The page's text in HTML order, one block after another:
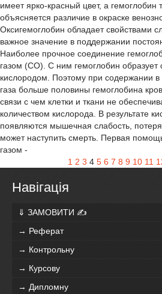
имеет ярко-красный цвет, а
объясняется различие в окраске
Оксигемоглобин обладает свойствами
важное значение в поддержании
Наиболее прочное соединение
газом (СО). С ним гемоглобин образует
кислородом. Поэтому при содержании в
газа больше половины гемоглобина
связи с чем клетки и ткани не
количеством кислорода. В результате
появляются мышечная слабость,
может наступить смерть. Первая
газом -
1 2 3 4 5 6 7 8 9 10 11
Навігація
⇓ ЗАМОВИТИ ✍
→ Реферат
→ Контрольну
→ Курсову
→ Дипломну